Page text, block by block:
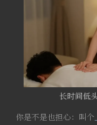
长时间低
你是不是也担心：叫个